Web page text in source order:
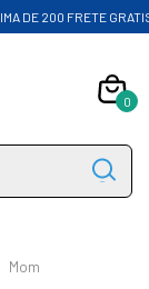
200 FRETE GRATIS
0
Mom